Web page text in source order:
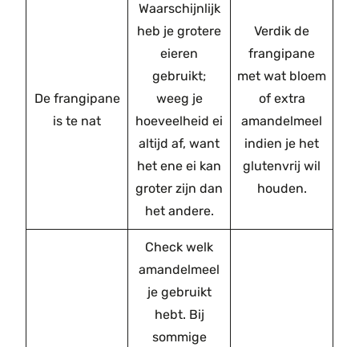
De frangipane
is te nat
Waarschijnlijk
heb je grotere
eieren
gebruikt;
weeg je
hoeveelheid ei
altijd af, want
het ene ei kan
groter zijn dan
het andere.
Verdik de
frangipane
met wat bloem
of extra
amandelmeel
indien je het
glutenvrij wil
houden.
Check welk
amandelmeel
je gebruikt
hebt. Bij
sommige